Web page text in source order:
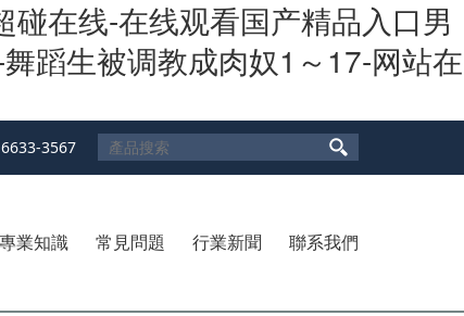
在线-在线观看国产精品入口男
蹈生被调教成肉奴1～17-网站在
3567
專業知識 常見問題 行業新聞 聯系我們